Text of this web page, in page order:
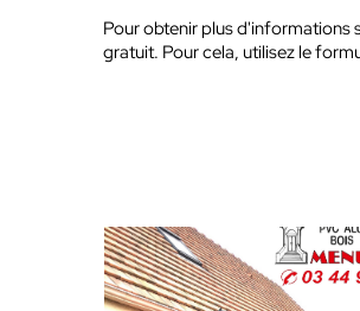
Pour obtenir plus d'informations
gratuit. Pour cela, utilisez le